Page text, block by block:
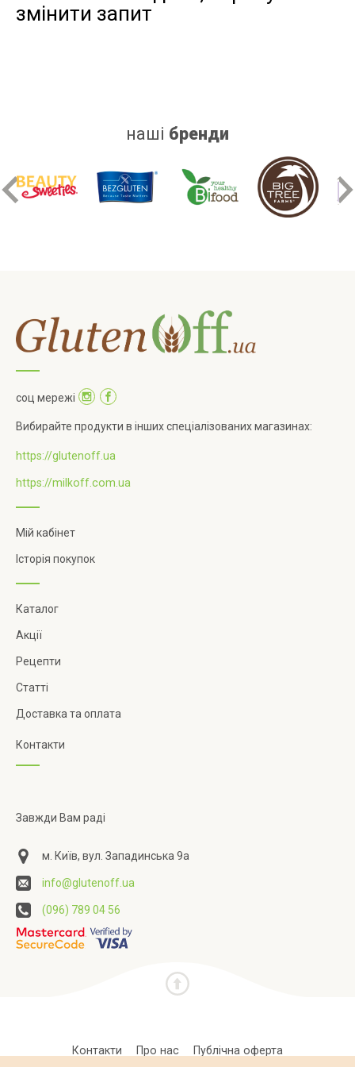
дріжджів
змінити запит
наші бренди
соц мережі
Вибирайте продукти в інших спеціалізованих магазинах:
https://glutenoff.ua
https://milkoff.com.ua
Мій кабінет
Історія покупок
Каталог
Акції
Рецепти
Статті
Доставка та оплата
Контакти
Завжди Вам раді
м. Київ, вул. Западинська 9а
info@glutenoff.ua
(096) 789 04 56
Контакти Про нас Публічна оферта